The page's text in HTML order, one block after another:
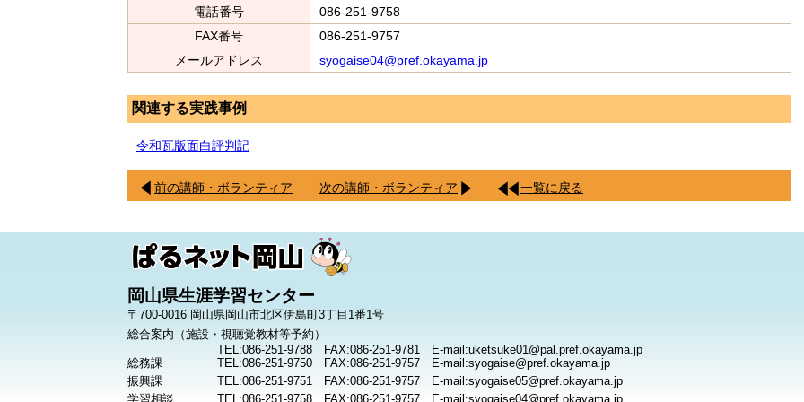
電話番号
086-251-9758
FAX番号
086-251-9757
メールアドレス
syogaise04@pref.okayama.jp
関連する実践事例
令和瓦版面白評判記
前の講師・ボランティア 次の講師・ボランティア 一覧に戻る
岡山県生涯学習センター
〒700-0016 岡山県岡山市北区伊島町3丁目1番1号
総合案内（施設・視聴覚教材等予約）
TEL:086-251-9788 FAX:086-251-9781 E-mail:uketsuke01@pal.pref.okayama.jp
総務課
TEL:086-251-9750 FAX:086-251-9757 E-mail:syogaise@pref.okayama.jp
振興課
TEL:086-251-9751 FAX:086-251-9757 E-mail:syogaise05@pref.okayama.jp
学習相談
TEL:086-251-9758 FAX:086-251-9757 E-mail:syogaise04@pref.okayama.jp